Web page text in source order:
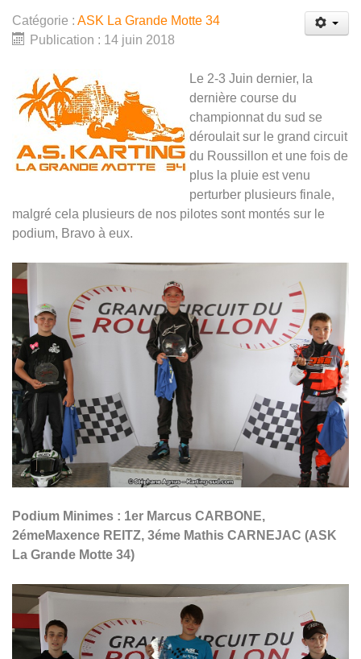
Catégorie : ASK La Grande Motte 34
Publication : 14 juin 2018
Le 2-3 Juin dernier, la
dernière course du
championnat du sud se
déroulait sur le grand circuit
du Roussillon et une fois de
plus la pluie est venu
perturber plusieurs finale,
malgré cela plusieurs de nos pilotes sont montés sur le
podium, Bravo à eux.
Podium Minimes : 1er Marcus CARBONE,
2émeMaxence REITZ, 3éme Mathis CARNEJAC (ASK
La Grande Motte 34)